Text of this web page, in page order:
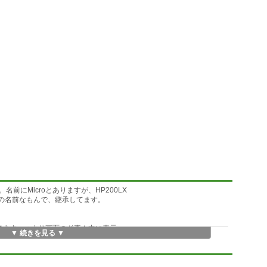
前にMicroとありますが、HP200LX
前なもんで、継承してます。
。つまり画面のド真ん中に表示
はありません(多分)。
クロールすると消えてしまう場所に
▼ 続きを見る ▼